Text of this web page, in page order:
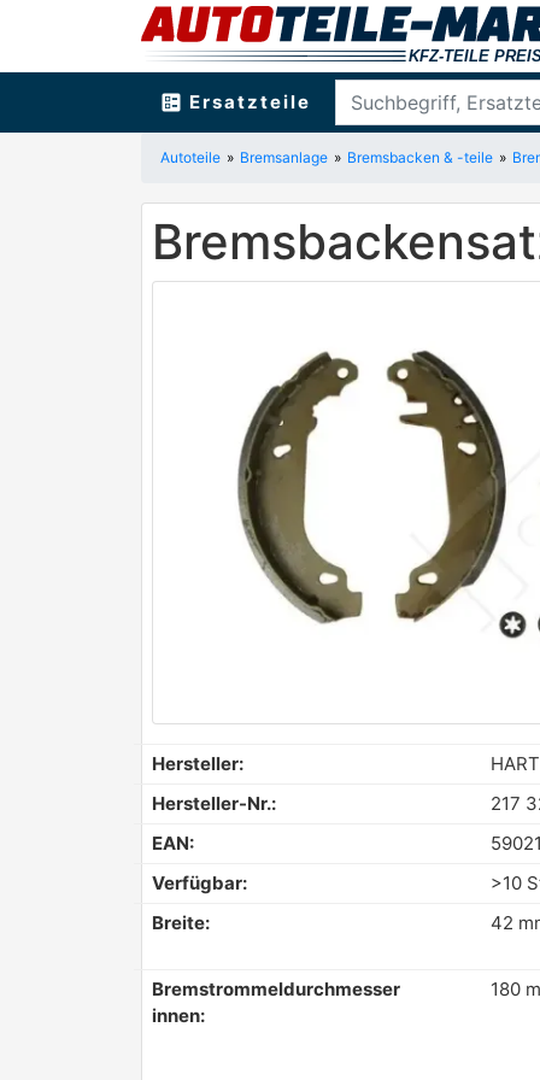
ballot Ersatzteile
Autoteile Bremsanlage Bremsbacken & -teile
Hersteller:
HART
Hersteller-Nr.:
217
EAN:
Verfügbar:
>10
Breite:
42
Bremstrommeldurchmesser
innen:
180